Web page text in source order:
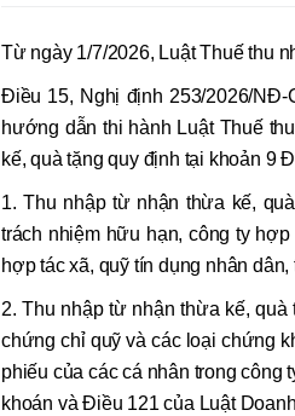
Từ ngày 1/7/2026, Luật Thuế thu
Điều 15, Nghị định 253/2026/NĐ-
hướng dẫn thi hành Luật Thuế
kế, quà tặng quy định tại khoản 9
1. Thu nhập từ nhận thừa kế,
trách nhiệm hữu hạn, công ty
hợp tác xã, quỹ tín dụng nhân
2. Thu nhập từ nhận thừa kế, quà
chứng chỉ quỹ và các loại chứng
phiếu của các cá nhân trong công
khoán và Điều 121 của Luật